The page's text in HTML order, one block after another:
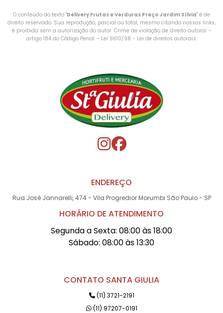
O conteúdo do texto "Delivery Frutas e Verduras Preço Jardim Sílvia" é de
direito reservado. Sua reprodução, parcial ou total, mesmo citando nossos links,
é proibida sem a autorização do autor. Crime de violação de direito autoral –
artigo 184 do Código Penal – Lei 9610/98 - Lei de direitos autorais.
ENDEREÇO
Rua José Jannarelli, 474 - Vila Progredior Morumbi São Paulo - SP
HORÁRIO DE ATENDIMENTO
Segunda a Sexta: 08:00 às 18:00
Sábado: 08:00 às 13:30
CONTATO SANTA GIULIA
(11) 3721-2191
(11) 97207-0191